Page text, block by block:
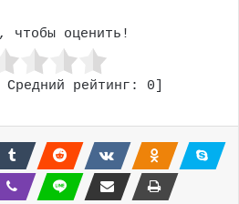
чтобы оценить!
Средний рейтинг: 0